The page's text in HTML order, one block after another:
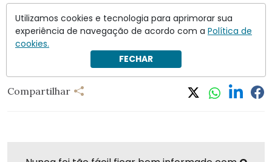
acusações não comprovadas registradas nos arquivos
federais.
Jeffrey Epstein
Compartilhar
Utilizamos cookies e tecnologia para aprimorar sua
experiência de navegação de acordo com a Política de
cookies.
FECHAR